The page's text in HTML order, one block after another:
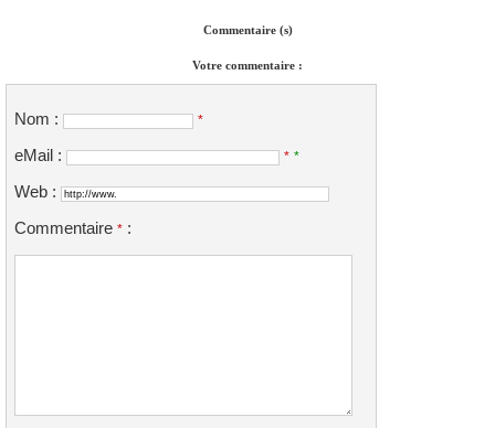
Commentaire (s)
Votre commentaire :
Nom : *
eMail : * *
Web :
Commentaire * :